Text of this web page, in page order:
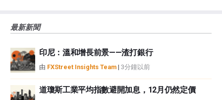
觀點，並不代表FXStreet或其廣告商的官方政策或立場。作者不對本頁連結的
如果文章正文中沒有明確提到，在撰寫本文時，作者在本文中提到的任何股票
中都沒有頭寸，也沒有與文中提到的任何公司有業務關係。除了FXStreet，作
者沒有收到撰寫這篇文章的報酬。
FXStreet和作者不提供個性化的建議。作者對該資訊的準確性、完整性或適用
性不作任何陳述。FXStreet和作者將不承擔任何錯誤，遺漏或任何損失，傷害
最新新聞
印尼：溫和增長前景——渣打銀行
由 FXStreet Insights Team | 3分鐘以前
道瓊斯工業平均指數避開加息，12月仍然定價